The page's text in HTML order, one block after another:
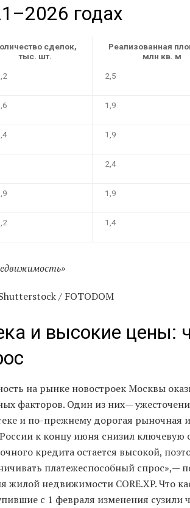
годах
сделок,
тыс. шт.
Реализованная
млн кв. м
2,5
1,9
1,9
2,4
1,9
1,4
/ FOTODOM
и высокие цены:
на рынке новостроек Москвы
факторов. Один из них—
и по-прежнему дорогая рыночная
к концу июня снизил ключевую
кредита остается высокой,
платежеспособный спрос»,—
жилой недвижимости CORE.XP. Что
с 1 февраля изменения сузили